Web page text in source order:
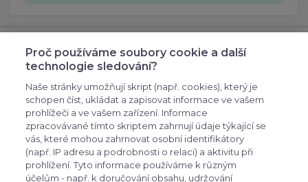
Odebírejte novinky
přihlašte se k odběru novinek, aby vám nic
neuniklo
Proč používáme soubory cookie a další
technologie sledování?
Naše stránky umožňují skript (např. cookies), který je
schopen číst, ukládat a zapisovat informace ve vašem
prohlížeči a ve vašem zařízení. Informace
zpracovávané tímto skriptem zahrnují údaje týkající se
vás, které mohou zahrnovat osobní identifikátory
(např. IP adresu a podrobnosti o relaci) a aktivitu při
prohlížení. Tyto informace používáme k různým
účelům - např. k doručování obsahu, udržování